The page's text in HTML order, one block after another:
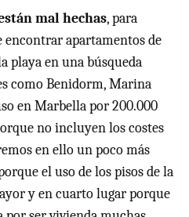
mal hechas, para
encontrar apartamentos de
playa en una búsqueda
como Benidorm, Marina
en Marbella por 200.000
no incluyen los costes
en ello un poco más
el uso de los pisos de la
y en cuarto lugar porque